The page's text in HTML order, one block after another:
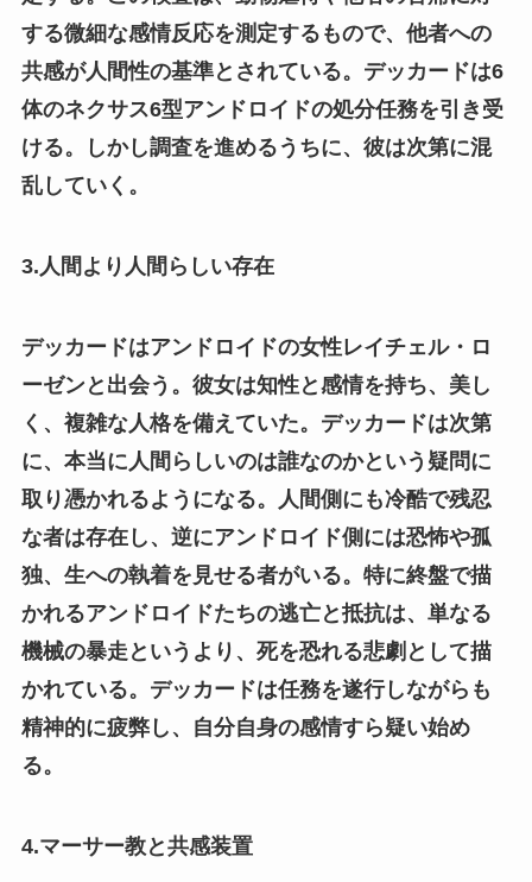
する微細な感情反応を測定するもので、他者への
共感が人間性の基準とされている。デッカードは6
体のネクサス6型アンドロイドの処分任務を引き受
ける。しかし調査を進めるうちに、彼は次第に混
乱していく。
3.人間より人間らしい存在
デッカードはアンドロイドの女性レイチェル・ロ
ーゼンと出会う。彼女は知性と感情を持ち、美し
く、複雑な人格を備えていた。デッカードは次第
に、本当に人間らしいのは誰なのかという疑問に
取り憑かれるようになる。人間側にも冷酷で残忍
な者は存在し、逆にアンドロイド側には恐怖や孤
独、生への執着を見せる者がいる。特に終盤で描
かれるアンドロイドたちの逃亡と抵抗は、単なる
機械の暴走というより、死を恐れる悲劇として描
かれている。デッカードは任務を遂行しながらも
精神的に疲弊し、自分自身の感情すら疑い始め
る。
4.マーサー教と共感装置